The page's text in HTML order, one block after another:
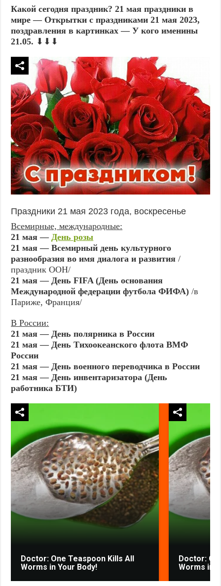
Какой сегодня праздник? 21 мая праздники в
мире — Открытки с праздниками 21 мая 2023,
поздравления в картинках — У кого именины
21.05. ⬇⬇⬇
Праздники 21 мая 2023 года, воскресенье
Всемирные, международные:
21 мая — День розы
21 мая — Всемирный день культурного
разнообразия во имя диалога и развития /
праздник ООН/
21 мая — День FIFA (День основания
Международной федерации футбола ФИФА) /в
Париже, Франция/
В России:
21 мая — День полярника в России
21 мая — День Тихоокеанского флота ВМФ
России
21 мая — День военного переводчика в России
21 мая — День инвентаризатора (День
работника БТИ)
Doctor: One Teaspoon Kills All
Worms in Your Body!
Doctor:
Worms in